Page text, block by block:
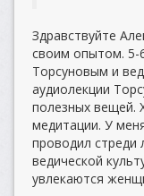
Здравствуйте
своим опытом. 5-
Торсуновым и
аудиолекции
полезных вещей.
медитации. У
проводил стреди
ведической
увлекаются